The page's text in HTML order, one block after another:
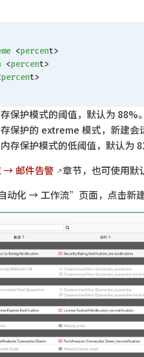
<percent>
<percent>
percent>
保护模式的阈值，默认为 88%。
保护的 extreme 模式，新建会
存保护模式的低阈值，默认为
→ 邮件告警
章节，也可使用默
化 → 工作流”页面，点击新建